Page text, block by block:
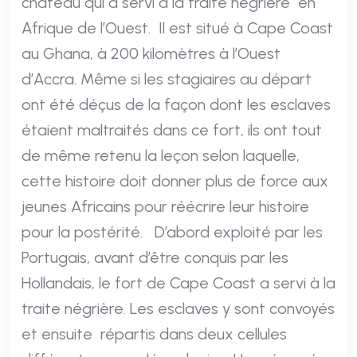
Afrique de l’Ouest. Il est situé à Cape Coast
au Ghana, à 200 kilomètres à l’Ouest
d’Accra. Même si les stagiaires au départ
ont été déçus de la façon dont les esclaves
étaient maltraités dans ce fort, ils ont tout
de même retenu la leçon selon laquelle,
cette histoire doit donner plus de force aux
jeunes Africains pour réécrire leur histoire
pour la postérité. D’abord exploité par les
Portugais, avant d’être conquis par les
Hollandais, le fort de Cape Coast a servi à la
traite négrière. Les esclaves y sont convoyés
et ensuite répartis dans deux cellules